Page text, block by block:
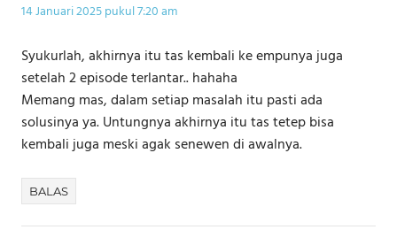
14 Januari 2025 pukul 7:20 am
Syukurlah, akhirnya itu tas kembali ke empunya juga
setelah 2 episode terlantar.. hahaha
Memang mas, dalam setiap masalah itu pasti ada
solusinya ya. Untungnya akhirnya itu tas tetep bisa
kembali juga meski agak senewen di awalnya.
BALAS